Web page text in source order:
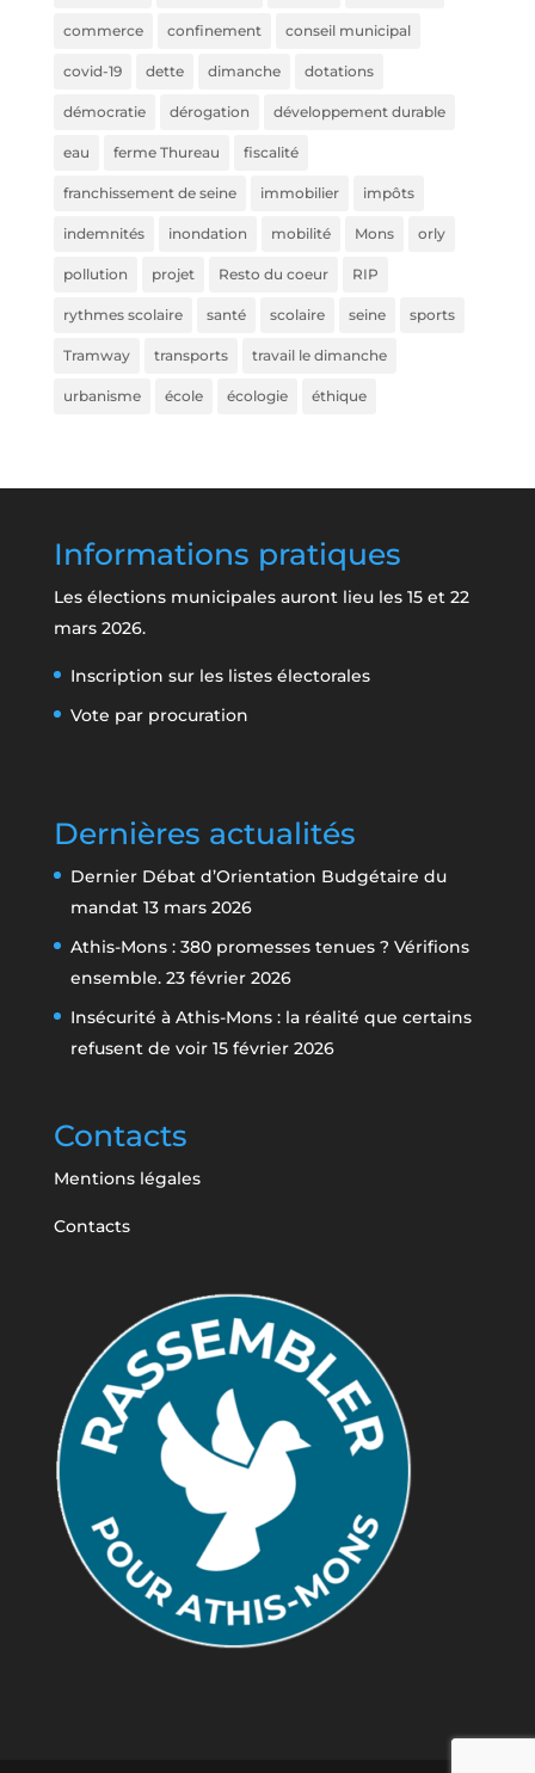
commerce confinement conseil municipal
covid-19 dette dimanche dotations
démocratie dérogation développement durable
eau ferme Thureau fiscalité
franchissement de seine immobilier impôts
indemnités inondation mobilité Mons orly
pollution projet Resto du coeur RIP
rythmes scolaire santé scolaire seine sports
Tramway transports travail le dimanche
urbanisme école écologie éthique
Informations pratiques
Les élections municipales auront lieu les 15 et 22
mars 2026.
Inscription sur les listes électorales
Vote par procuration
Dernières actualités
Dernier Débat d’Orientation Budgétaire du
mandat 13 mars 2026
Athis-Mons : 380 promesses tenues ? Vérifions
ensemble. 23 février 2026
Insécurité à Athis-Mons : la réalité que certains
refusent de voir 15 février 2026
Contacts
Mentions légales
Contacts